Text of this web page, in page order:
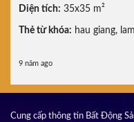
Diện tích: 35x35 m²
Thẻ từ khóa: hau giang,
9 năm ago
Cung cấp thông tin Bất Động